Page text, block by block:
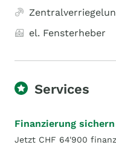
el. Fensterheber
Services
Finanzierung sichern
Jetzt CHF 64'900